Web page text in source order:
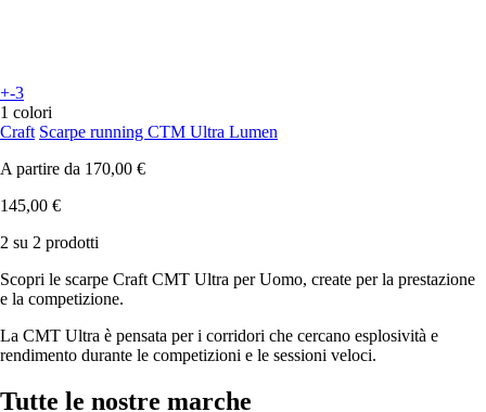
+-3
1 colori
Craft Scarpe running CTM Ultra Lumen
A partire da 170,00 €
145,00 €
2 su 2 prodotti
Scopri le scarpe Craft CMT Ultra per Uomo, create per la prestazione
e la competizione.
La CMT Ultra è pensata per i corridori che cercano esplosività e
rendimento durante le competizioni e le sessioni veloci.
Tutte le nostre marche